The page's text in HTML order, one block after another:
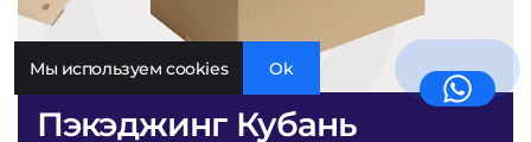
Пэкэджинг Кубань
Мы используем cookies Ok